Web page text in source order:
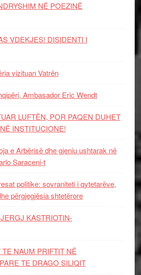
NË POEZINË
VDEKJES! DISIDENTI I
vizituan Vatrën
Ambasador Eric Wendt
LUFTËN, POR PAQEN DUHET
INSTITUCIONE!
e Arbërisë dhe gjeniu ushtarak në
Saraceni-t
politike: sovraniteti i qytetarëve,
përgjegjësia shtetërore
KASTRIOTIN-
NAUM PRIFTIT NË
TE DRAGO SILIQIT